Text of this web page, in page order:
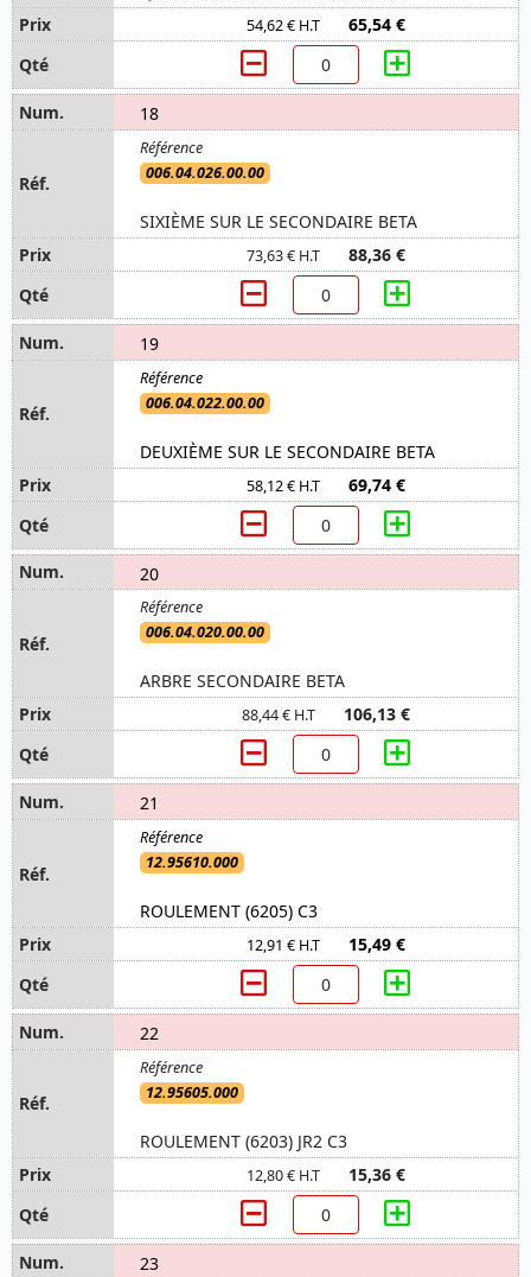
54,62 € H.T 65,54 €
18
006.04.026.00.00
SIXIÈME SUR LE SECONDAIRE BETA
73,63 € H.T 88,36 €
19
006.04.022.00.00
DEUXIÈME SUR LE SECONDAIRE BETA
58,12 € H.T 69,74 €
20
006.04.020.00.00
ARBRE SECONDAIRE BETA
88,44 € H.T 106,13 €
21
12.95610.000
ROULEMENT (6205) C3
12,91 € H.T 15,49 €
22
12.95605.000
ROULEMENT (6203) JR2 C3
12,80 € H.T 15,36 €
23